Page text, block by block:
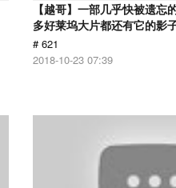
【越哥】一部几乎快被遗忘
多好莱坞大片都还有它的影
# 621
2018-10-23 07:39